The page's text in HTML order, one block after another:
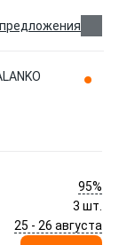
95%
3 шт.
25 - 26 августа